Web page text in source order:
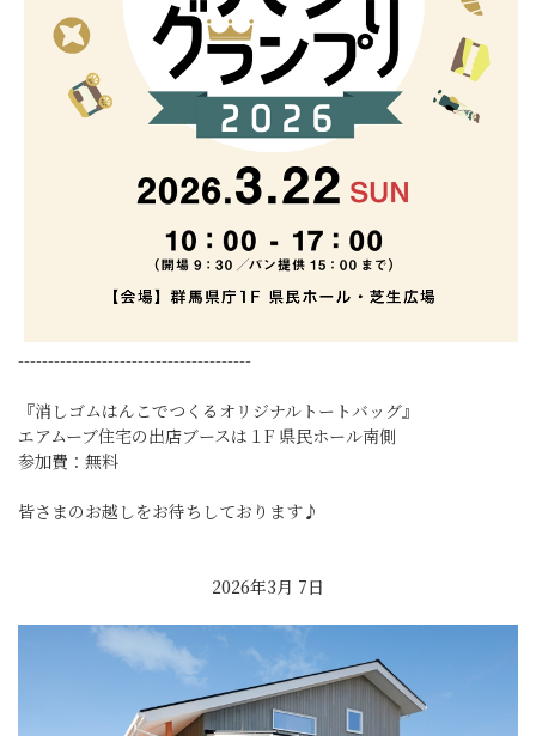
---------------------------------------
『消しゴムはんこでつくるオリジナルトートバッグ』
エアムーブ住宅の出店ブースは１F 県民ホール南側
参加費：無料
皆さまのお越しをお待ちしております♪
2026年3月 7日